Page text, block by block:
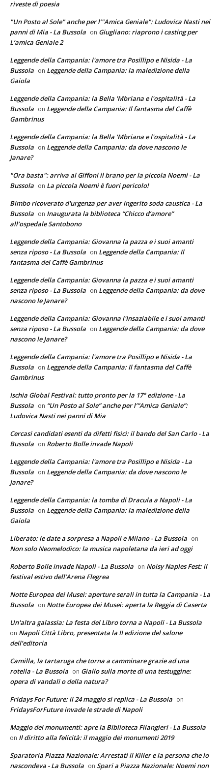
riveste di poesia
"Un Posto al Sole" anche per l’"Amica Geniale": Ludovica Nasti nei
panni di Mia - La Bussola on Giugliano: riaprono i casting per
L’amica Geniale 2
Leggende della Campania: l'amore tra Posillipo e Nisida - La
Bussola on Leggende della Campania: la maledizione della
Gaiola
Leggende della Campania: la Bella 'Mbriana e l'ospitalità - La
Bussola on Leggende della Campania: Il fantasma del Caffè
Gambrinus
Leggende della Campania: la Bella 'Mbriana e l'ospitalità - La
Bussola on Leggende della Campania: da dove nascono le
Janare?
"Ora basta": arriva al Giffoni il brano per la piccola Noemi - La
Bussola on La piccola Noemi è fuori pericolo!
Bimbo ricoverato d'urgenza per aver ingerito soda caustica - La
Bussola on Inaugurata la biblioteca “Chicco d’amore”
all’ospedale Santobono
Leggende della Campania: Giovanna la pazza e i suoi amanti
senza riposo - La Bussola on Leggende della Campania: Il
fantasma del Caffè Gambrinus
Leggende della Campania: Giovanna la pazza e i suoi amanti
senza riposo - La Bussola on Leggende della Campania: da dove
nascono le Janare?
Leggende della Campania: Giovanna l'Insaziabile e i suoi amanti
senza riposo - La Bussola on Leggende della Campania: da dove
nascono le Janare?
Leggende della Campania: l'amore tra Posillipo e Nisida - La
Bussola on Leggende della Campania: Il fantasma del Caffè
Gambrinus
Ischia Global Festival: tutto pronto per la 17° edizione - La
Bussola on “Un Posto al Sole” anche per l’”Amica Geniale”:
Ludovica Nasti nei panni di Mia
Cercasi candidati esenti da difetti fisici: il bando del San Carlo - La
Bussola on Roberto Bolle invade Napoli
Leggende della Campania: l'amore tra Posillipo e Nisida - La
Bussola on Leggende della Campania: da dove nascono le
Janare?
Leggende della Campania: la tomba di Dracula a Napoli - La
Bussola on Leggende della Campania: la maledizione della
Gaiola
Liberato: le date a sorpresa a Napoli e Milano - La Bussola on
Non solo Neomelodico: la musica napoletana da ieri ad oggi
Roberto Bolle invade Napoli - La Bussola on Noisy Naples Fest: il
festival estivo dell’Arena Flegrea
Notte Europea dei Musei: aperture serali in tutta la Campania - La
Bussola on Notte Europea dei Musei: aperta la Reggia di Caserta
Un'altra galassia: La festa del Libro torna a Napoli - La Bussola
on Napoli Città Libro, presentata la II edizione del salone
dell’editoria
Camilla, la tartaruga che torna a camminare grazie ad una
rotella - La Bussola on Giallo sulla morte di una testuggine:
opera di vandali o della natura?
Fridays For Future: il 24 maggio si replica - La Bussola on
FridaysForFuture invade le strade di Napoli
Maggio dei monumenti: apre la Biblioteca Filangieri - La Bussola
on Il diritto alla felicità: il maggio dei monumenti 2019
Sparatoria Piazza Nazionale: Arrestati il Killer e la persona che lo
nascondeva - La Bussola on Spari a Piazza Nazionale: Noemi non